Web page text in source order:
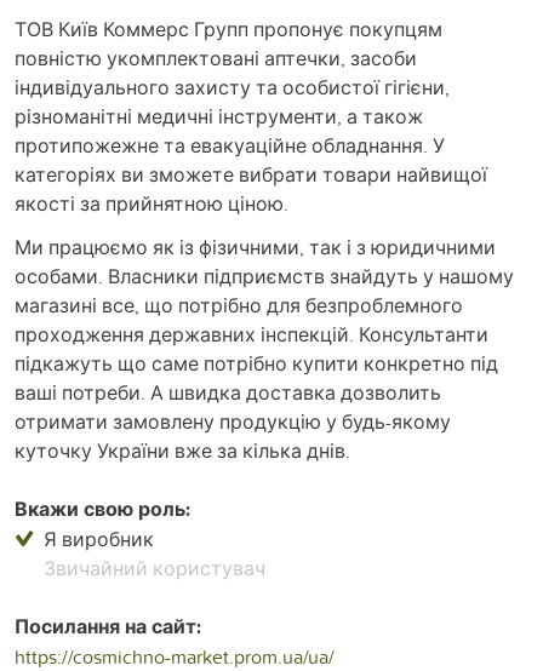
ТОВ Київ Коммерс Групп пропонує покупцям
повністю укомплектовані аптечки, засоби
індивідуального захисту та особистої гігієни,
різноманітні медичні інструменти, а також
протипожежне та евакуаційне обладнання. У
категоріях ви зможете вибрати товари найвищої
якості за прийнятною ціною.
Ми працюємо як із фізичними, так і з юридичними
особами. Власники підприємств знайдуть у нашому
магазині все, що потрібно для безпроблемного
проходження державних інспекцій. Консультанти
підкажуть що саме потрібно купити конкретно під
ваші потреби. А швидка доставка дозволить
отримати замовлену продукцію у будь-якому
куточку України вже за кілька днів.
Вкажи свою роль:
Я виробник
Звичайний користувач
Посилання на сайт:
https://cosmichno-market.prom.ua/ua/